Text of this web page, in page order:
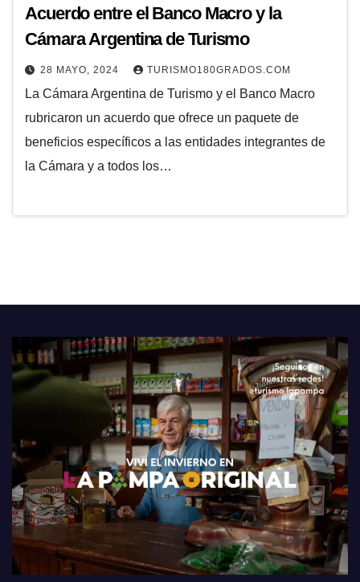
Acuerdo entre el Banco Macro y la
Cámara Argentina de Turismo
28 MAYO, 2024 TURISMO180GRADOS.COM
La Cámara Argentina de Turismo y el Banco Macro
rubricaron un acuerdo que ofrece un paquete de
beneficios específicos a las entidades integrantes de
la Cámara y a todos los…